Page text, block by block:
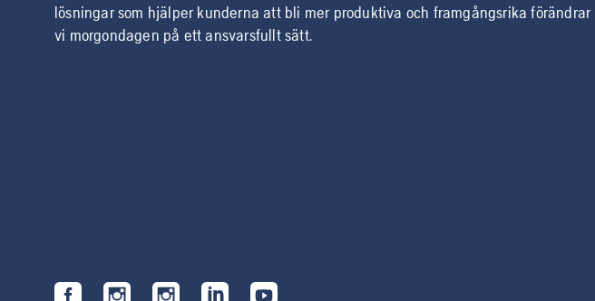
lösningar som hjälper kunderna att bli mer produktiva och framgångsrika förändrar
vi morgondagen på ett ansvarsfullt sätt.